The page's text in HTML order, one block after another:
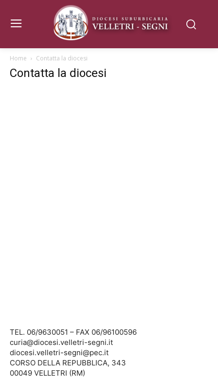
Home Contatta la diocesi
Contatta la diocesi
TEL. 06/9630051 – FAX 06/96100596
curia@diocesi.velletri-segni.it
diocesi.velletri-segni@pec.it
CORSO DELLA REPUBBLICA, 343
00049 VELLETRI (RM)